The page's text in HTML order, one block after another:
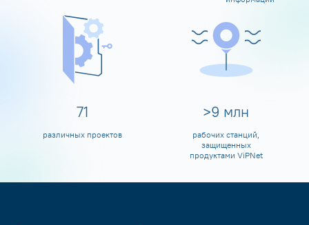
80
различных проектов
>10 млн
рабочих станций,
защищенных
продуктами ViPNet